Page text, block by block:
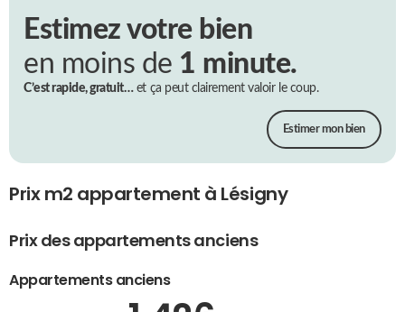
Estimez votre bien
en moins de 1 minute.
C’est rapide, gratuit…et ça peut clairement valoir le coup.
Estimer mon bien
Prix m2 appartement à Lésigny
Prix des appartements anciens
Appartements anciens